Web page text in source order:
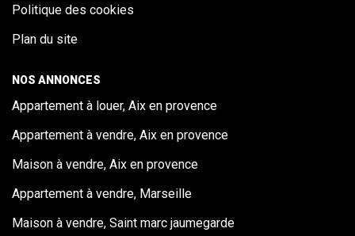
Politique des cookies
Plan du site
NOS ANNONCES
Appartement à louer, Aix en provence
Appartement à vendre, Aix en provence
Maison à vendre, Aix en provence
Appartement à vendre, Marseille
Maison à vendre, Saint marc jaumegarde